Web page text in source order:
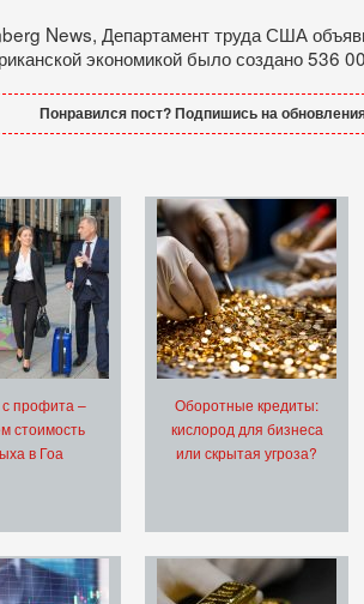
News, Департамент труда США
экономикой было создано
Понравился пост? Подпишись на
с профита –
стоимость
в Гоа
Оборотные кредиты:
кислород для бизнеса
или скрытая угроза?